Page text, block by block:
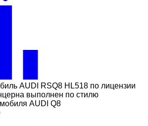
AUDI RSQ8 HL518 по лицензии
выполнен по стилю
AUDI Q8